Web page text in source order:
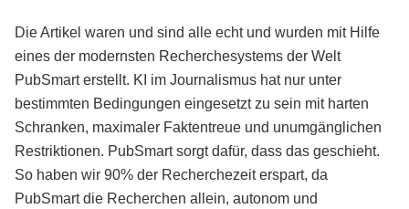
Die Artikel waren und sind alle echt und wurden mit Hilfe
eines der modernsten Recherchesystems der Welt
PubSmart erstellt. KI im Journalismus hat nur unter
bestimmten Bedingungen eingesetzt zu sein mit harten
Schranken, maximaler Faktentreue und unumgänglichen
Restriktionen. PubSmart sorgt dafür, dass das geschieht.
So haben wir 90% der Recherchezeit erspart, da
PubSmart die Recherchen allein, autonom und